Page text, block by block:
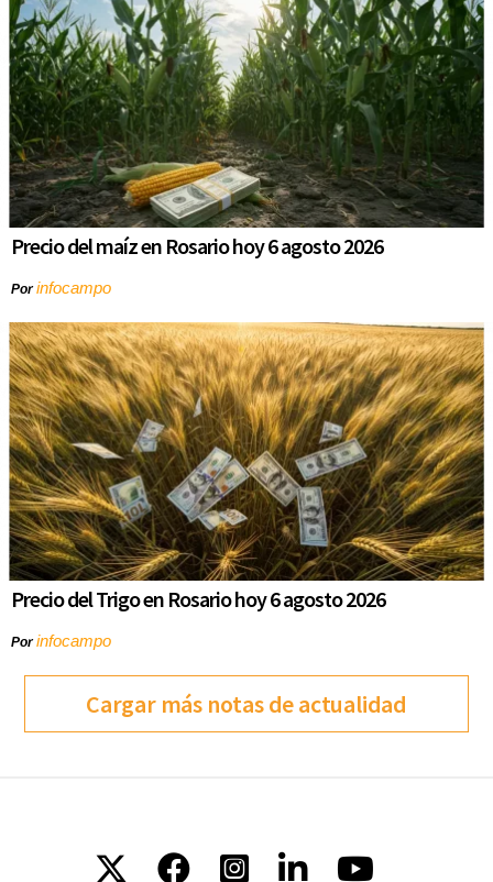
Precio del maíz en Rosario hoy 6 agosto 2026
Porinfocampo
Precio del Trigo en Rosario hoy 6 agosto 2026
Porinfocampo
Cargar más notas de actualidad